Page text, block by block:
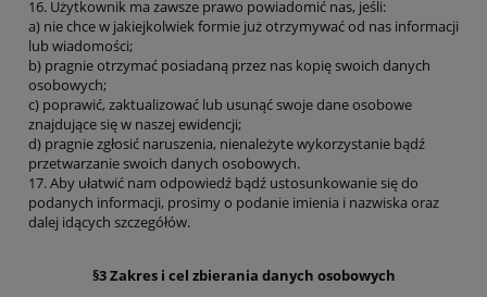
16. Użytkownik ma zawsze prawo powiadomić nas, jeśli:
a) nie chce w jakiejkolwiek formie już otrzymywać od nas informacji
lub wiadomości;
b) pragnie otrzymać posiadaną przez nas kopię swoich danych
osobowych;
c) poprawić, zaktualizować lub usunąć swoje dane osobowe
znajdujące się w naszej ewidencji;
d) pragnie zgłosić naruszenia, nienależyte wykorzystanie bądź
przetwarzanie swoich danych osobowych.
17. Aby ułatwić nam odpowiedź bądź ustosunkowanie się do
podanych informacji, prosimy o podanie imienia i nazwiska oraz
dalej idących szczegółów.
§3 Zakres i cel zbierania danych osobowych